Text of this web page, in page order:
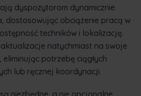
dyspozytorom dynamicznie
dostosowując obciążenie pracą w
techników i lokalizację.
natychmiast na swoje
potrzebę ciągłych
lub ręcznej koordynacji.
są niezbędne, a nie opcjonalne.